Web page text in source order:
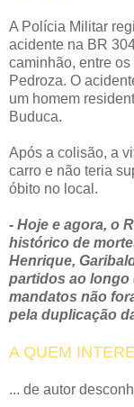
A Polícia Militar
acidente na BR
caminhão, entre
Pedroza. O
um homem
Buduca.
Após a colisão, a
carro e não teria
óbito no local.
- Hoje e agora, o
histórico de
Henrique,
partidos ao longo
mandatos não
pela duplicação
A QUEM
... de autor